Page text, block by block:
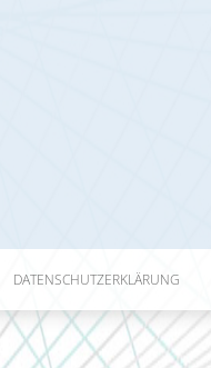
DATENSCHUTZERKLÄRUNG